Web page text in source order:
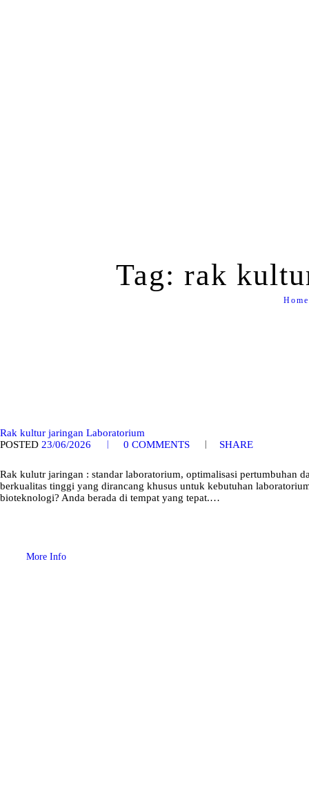
Tag: rak
Home
Rak kultur jaringan Laboratorium
POSTED 23/06/2026 0 COMMENTS SHARE
Rak kulutr jaringan : standar laboratorium, optimalisasi pertumbuhan
berkualitas tinggi yang dirancang khusus untuk kebutuhan
bioteknologi? Anda berada di tempat yang tepat.…
More Info